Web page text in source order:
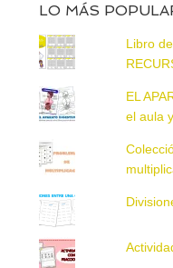
LO MÁS
Libro
EL
el aula